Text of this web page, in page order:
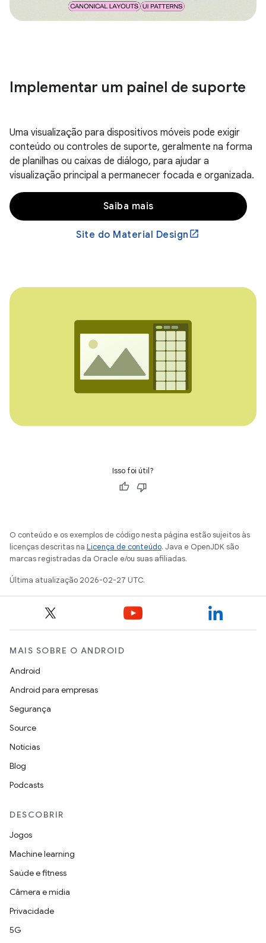
Implementar um painel de suporte
Uma visualização para dispositivos móveis pode exigir
conteúdo ou controles de suporte, geralmente na forma
de planilhas ou caixas de diálogo, para ajudar a
visualização principal a permanecer focada e organizada.
Saiba mais
Site do Material Design
Isso foi útil?
O conteúdo e os exemplos de código nesta página estão sujeitos às
licenças descritas na Licença de conteúdo. Java e OpenJDK são
marcas registradas da Oracle e/ou suas afiliadas.
Última atualização 2026-02-27 UTC.
MAIS SOBRE O ANDROID
Android
Android para empresas
Segurança
Source
Notícias
Blog
Podcasts
DESCOBRIR
Jogos
Machine learning
Saúde e fitness
Câmera e mídia
Privacidade
5G